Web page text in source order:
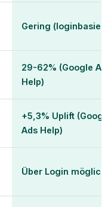
Gering (loginbasiert)
29-62% (Google Ads
Help)
+5,3% Uplift (Google
Ads Help)
Über Login möglich